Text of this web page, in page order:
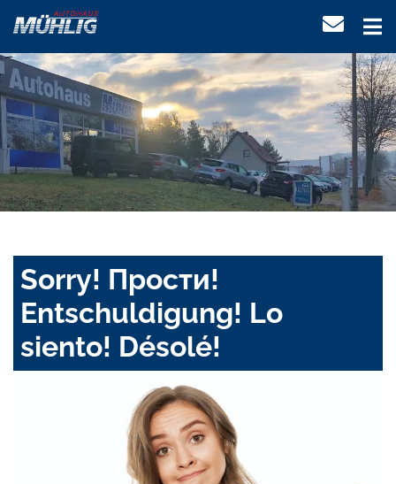
Sorry! Прости!
Entschuldigung! Lo
siento! Désolé!